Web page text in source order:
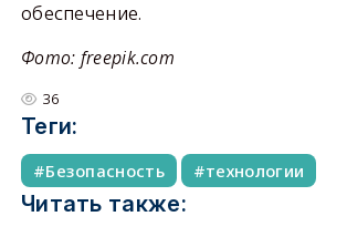
обеспечение.
Фото: freepik.com
36
Теги:
Безопасность технологии
Читать также: